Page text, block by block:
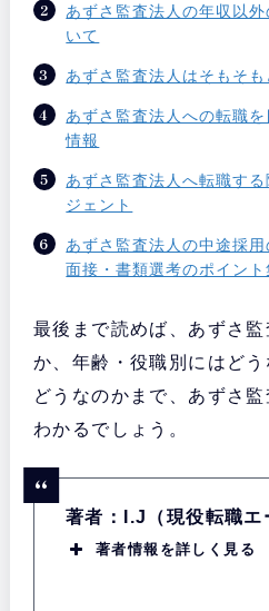
あずさ監査法人の年収以
いて
あずさ監査法人はそもそ
あずさ監査法人への転職
情報
あずさ監査法人へ転職す
ジェント
あずさ監査法人の中途採
面接・書類選考のポイント
最後まで読めば、あずさ
か、年齢・役職別にはど
どうなのかまで、あずさ
わかるでしょう。
著者：I.J（現役転職エ
著者情報を詳しく見る